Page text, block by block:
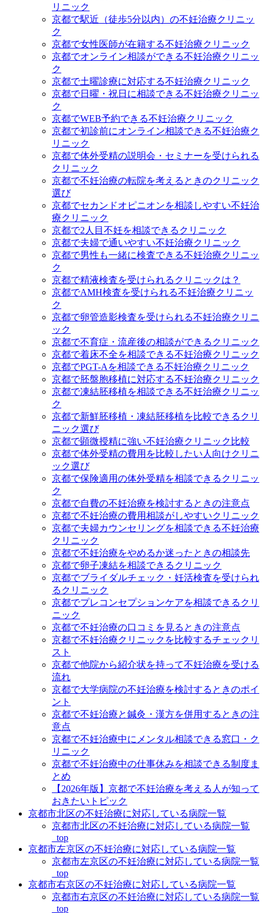
リニック
京都で駅近（徒歩5分以内）の不妊治療クリニッ
ク
京都で女性医師が在籍する不妊治療クリニック
京都でオンライン相談ができる不妊治療クリニッ
ク
京都で土曜診療に対応する不妊治療クリニック
京都で日曜・祝日に相談できる不妊治療クリニッ
ク
京都でWEB予約できる不妊治療クリニック
京都で初診前にオンライン相談できる不妊治療ク
リニック
京都で体外受精の説明会・セミナーを受けられる
クリニック
京都で不妊治療の転院を考えるときのクリニック
選び
京都でセカンドオピニオンを相談しやすい不妊治
療クリニック
京都で2人目不妊を相談できるクリニック
京都で夫婦で通いやすい不妊治療クリニック
京都で男性も一緒に検査できる不妊治療クリニッ
ク
京都で精液検査を受けられるクリニックは？
京都でAMH検査を受けられる不妊治療クリニッ
ク
京都で卵管造影検査を受けられる不妊治療クリニ
ック
京都で不育症・流産後の相談ができるクリニック
京都で着床不全を相談できる不妊治療クリニック
京都でPGT-Aを相談できる不妊治療クリニック
京都で胚盤胞移植に対応する不妊治療クリニック
京都で凍結胚移植を相談できる不妊治療クリニッ
ク
京都で新鮮胚移植・凍結胚移植を比較できるクリ
ニック選び
京都で顕微授精に強い不妊治療クリニック比較
京都で体外受精の費用を比較したい人向けクリニ
ック選び
京都で保険適用の体外受精を相談できるクリニッ
ク
京都で自費の不妊治療を検討するときの注意点
京都で不妊治療の費用相談がしやすいクリニック
京都で夫婦カウンセリングを相談できる不妊治療
クリニック
京都で不妊治療をやめるか迷ったときの相談先
京都で卵子凍結を相談できるクリニック
京都でブライダルチェック・妊活検査を受けられ
るクリニック
京都でプレコンセプションケアを相談できるクリ
ニック
京都で不妊治療の口コミを見るときの注意点
京都で不妊治療クリニックを比較するチェックリ
スト
京都で他院から紹介状を持って不妊治療を受ける
流れ
京都で大学病院の不妊治療を検討するときのポイ
ント
京都で不妊治療と鍼灸・漢方を併用するときの注
意点
京都で不妊治療中にメンタル相談できる窓口・ク
リニック
京都で不妊治療中の仕事休みを相談できる制度ま
とめ
【2026年版】京都で不妊治療を考える人が知って
おきたいトピック
京都市北区の不妊治療に対応している病院一覧
京都市北区の不妊治療に対応している病院一覧
_top
京都市左京区の不妊治療に対応している病院一覧
京都市左京区の不妊治療に対応している病院一覧
_top
京都市右京区の不妊治療に対応している病院一覧
京都市右京区の不妊治療に対応している病院一覧
_top